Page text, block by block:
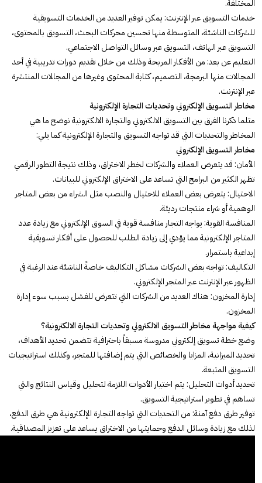
المختلفة.
خدمات التسويق عبر الإنترنت: يمكن توفير العديد من الخدمات التسويقية
للشركات الناشئة، المتوسطة منها تحسين محركات البحث، التسويق بالمحتوى،
التسويق عبر الهاتف، التسويق عبر وسائل التواصل الاجتماعي.
التعليم عن بعد: من الأفكار المربحة وذلك من خلال تقديم دورات تدريبية في أحد
المجالات منها البرمجة، التصميم، كتابة المحتوى وغيرها من المجالات المنتشرة
عبر الإنترنت.
مخاطر التسويق الإلكتروني وتحديات التجارة الإلكترونية
مثلما ذكرنا الفرق بين التسويق الالكتروني والتجارة الالكترونية نوضح ما هي
المخاطر والتحديات التي قد تواجه التسويق والتجارة الإلكترونية كما يلي:
مخاطر التسويق الإلكتروني
الأمان: قد يتعرض العملاء والشركات لخطر الاختراق، وذلك نتيجة التطور الرقمي
تظهر الكثير من البرامج التي تساعد على الاختراق الإلكتروني للبيانات.
الاحتيال: يتعرض بعض العملاء للاحتيال والنصب مثل الشراء من بعض المتاجر
الوهمية أو شراء منتجات رديئة.
المنافسة القوية: يواجه التجار منافسة قوية في السوق الإلكتروني مع زيادة عدد
المتاجر الإلكترونية مما يؤدي إلى زيادة الطلب للحصول على أفكار تسويقية
إبداعية باستمرار.
التكاليف: تواجه بعض الشركات مشاكل التكاليف خاصةً الناشئة عند الرغبة في
الظهور عبر الإنترنت عبر المتجر الإلكتروني.
إدارة المخزون: هناك العديد من الشركات التي تتعرض للفشل بسبب سوء إدارة
المخزون.
كيفية مواجهة مخاطر التسويق الالكتروني وتحديات التجارة الالكترونية؟
وضع خطة تسويق إلكتروني مدروسة مسبقاً باحترافية تتضمن تحديد الأهداف،
تحديد الميزانية، المزايا والخصائص التي يتم إضافتها للمتجر، وكذلك استراتيجيات
التسويق المتبعة.
تحديد أدوات التحليل: يتم اختيار الأدوات اللازمة لتحليل وقياس النتائج والتي
تساهم في تطوير استراتيجية التسويق.
توفير طرق دفع آمنة: من التحديات التي تواجه التجارة الإلكترونية هي طرق الدفع،
لذلك مع زيادة وسائل الدفع وحمايتها من الاختراق يساعد على تعزيز المصداقية.